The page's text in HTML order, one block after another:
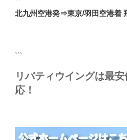
ゲ
ョ
の
北九州空港発⇒東京/羽田空港着
```
リバティウイングは最
応！